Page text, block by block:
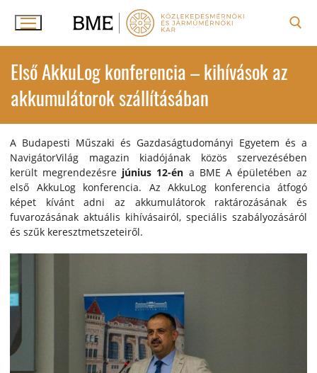
Első AkkuLog konferencia – kihívások az
akkumulátorok szállításában
A Budapesti Műszaki és Gazdaságtudományi Egyetem és a
NavigátorVilág magazin kiadójának közös szervezésében
került megrendezésre június 12-én a BME A épületében az
első AkkuLog konferencia. Az AkkuLog konferencia átfogó
képet kívánt adni az akkumulátorok raktározásának és
fuvarozásának aktuális kihívásairól, speciális szabályozásáról
és szűk keresztmetszeteiről.